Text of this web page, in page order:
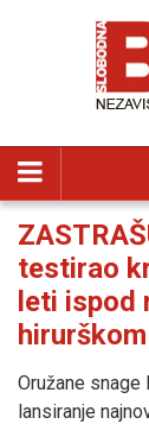
testirao
leti ispod
Oružane
lansiranje